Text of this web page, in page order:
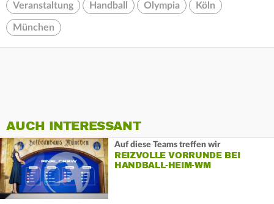
Veranstaltung Handball Olympia Köln
München
AUCH INTERESSANT
Auf diese Teams treffen wir
REIZVOLLE VORRUNDE BEI
HANDBALL-HEIM-WM